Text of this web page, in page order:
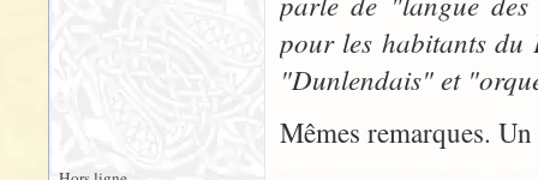
pour les habitants du
"Dunlendais" et
Mêmes remarques.